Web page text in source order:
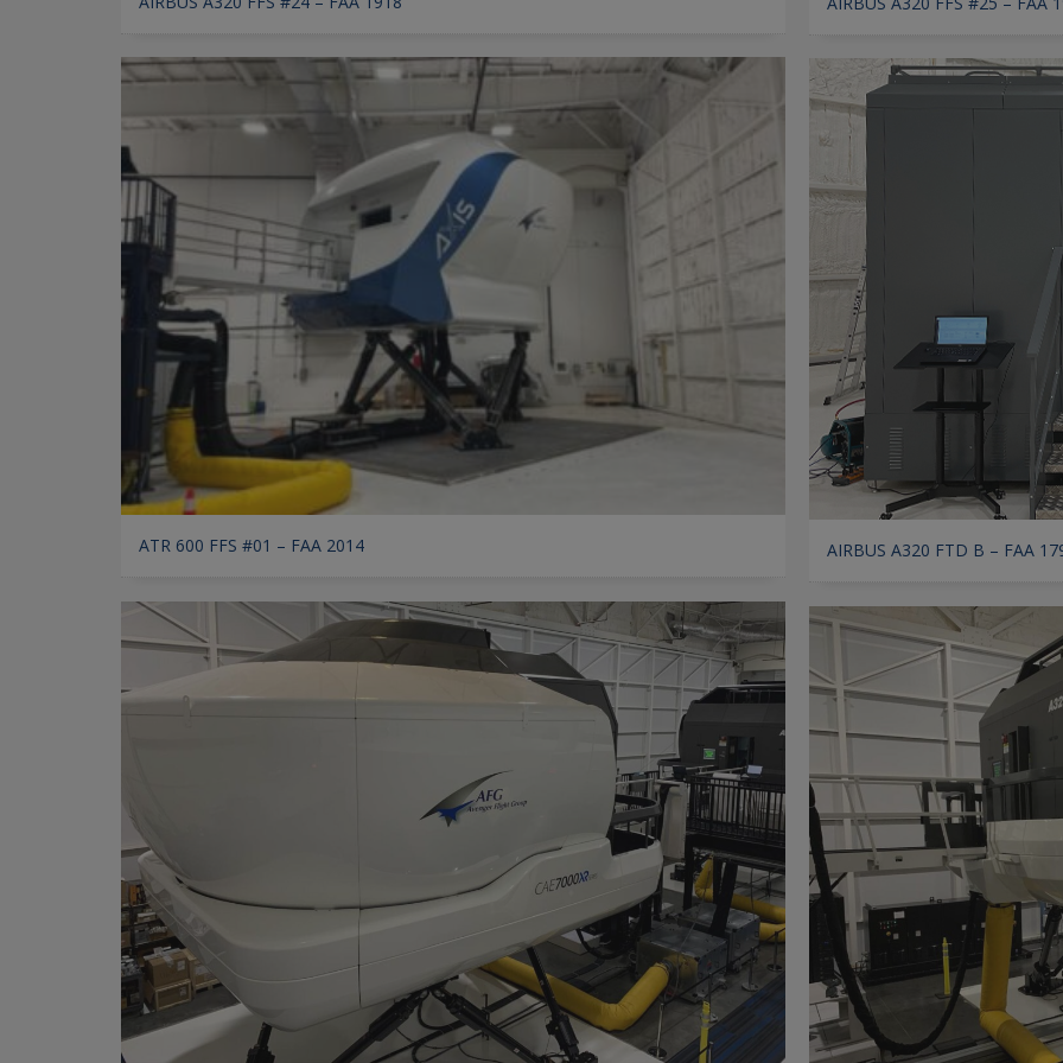
ATR 600 FFS #01 – FAA 2014 AIRBUS A320 FTD B – FAA